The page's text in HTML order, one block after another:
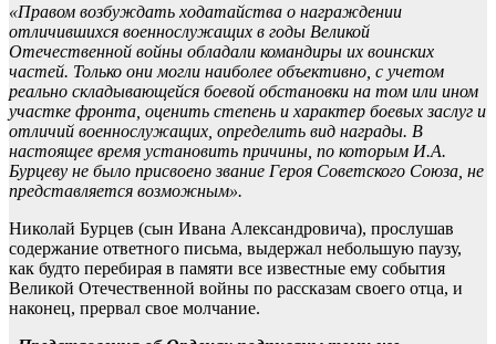
«Правом возбуждать ходатайства о награждении
отличившихся военнослужащих в годы Великой
Отечественной войны обладали командиры их воинских
частей. Только они могли наиболее объективно, с учетом
реально складывающейся боевой обстановки на том или ином
участке фронта, оценить степень и характер боевых заслуг и
отличий военнослужащих, определить вид награды. В
настоящее время установить причины, по которым И.А.
Бурцеву не было присвоено звание Героя Советского Союза, не
представляется возможным».
Николай Бурцев (сын Ивана Александровича), прослушав
содержание ответного письма, выдержал небольшую паузу,
как будто перебирая в памяти все известные ему события
Великой Отечественной войны по рассказам своего отца, и
наконец, прервал свое молчание.